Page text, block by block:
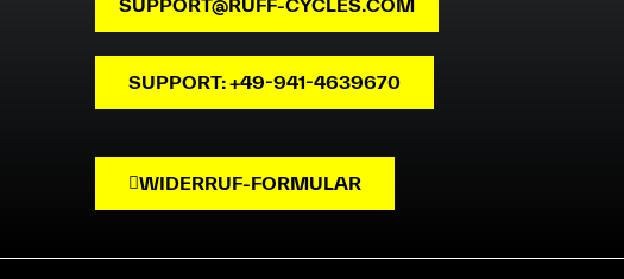
SUPPORT@RUFF-CYCLES.COM
SUPPORT: +49-941-4639670
WIDERRUF-FORMULAR